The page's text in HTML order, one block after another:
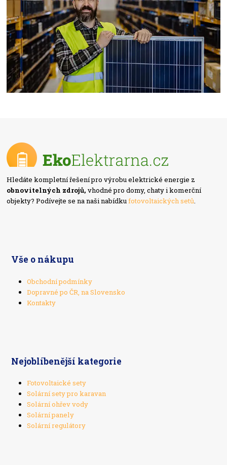
Hledáte kompletní řešení pro výrobu elektrické energie z
obnovitelných zdrojů, vhodné pro domy, chaty i komerční
objekty? Podívejte se na naši nabídkufotovoltaických setů.
Vše o nákupu
Obchodní podmínky
Dopravné po ČR, na Slovensko
Kontakty
Nejoblíbenější kategorie
Fotovoltaické sety
Solární sety pro karavan
Solární ohřev vody
Solární panely
Solární regulátory